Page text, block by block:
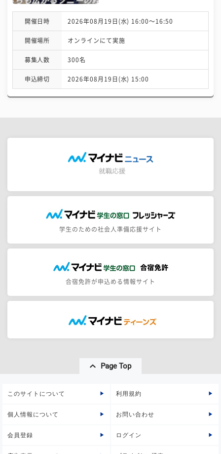
開催日時 2026年08月19日(水) 16:00〜16:50
開催場所 オンラインにて実施
募集人数 300名
申込締切 2026年08月19日(水) 15:00
学生のための社会人準備応援サイト
合宿免許が申込める情報サイト
Page Top
このサイトについて 利用規約
個人情報について お問い合わせ
会員登録 ログイン